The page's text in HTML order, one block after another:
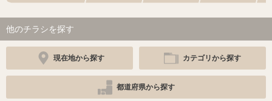
他のチラシを探す
現在地から探す カテゴリから探す
都道府県から探す